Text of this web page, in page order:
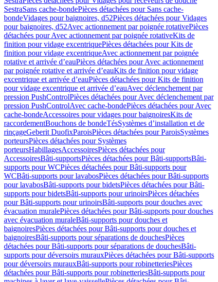
SestraSans cache-bondePièces détachées pour Sans cache-
bondeVidages pour baignoires, d52Pièces détachées pour Vidages
pour baignoires, d52Avec actionnement par poignée rotativePièces
détachées pour Avec actionnement par poignée rotativeKits de
finition pour vidage excentriquePièces détachées pour Kits de
finition pour vidage excentriqueAvec actionnement par poignée
rotative et arrivée d’eauPièces détachées pour Avec actionnement
par poignée rotative et arrivée d’eauKits de finition pour vidage
excentrique et arrivée d’eauPièces détachées pour Kits de finition
pour vidage excentrique et arrivée d’eauAvec déclenchement par
pression PushControlPièces détachées pour Avec déclenchement par
pression PushControlAvec cache-bondePièces détachées pour Avec
cache-bondeAccessoires pour vidages pour baignoiresKits de
raccordementBouchons de bondeTésSystèmes d’installation et de
rinçageGeberit DuofixParoisPièces détachées pour ParoisSystèmes
porteursPièces détachées pour Systèmes
porteursHabillagesAccessoiresPièces détachées pour
AccessoiresBâti-supportsPièces détachées pour Bâti-supportsBâti-
supports pour WCPièces détachées pour Bâti-supports pour
WCBâti-supports pour lavabosPièces détachées pour Bâti-supports
pour lavabosBâti-supports pour bidetsPièces détachées pour Bâti-
supports pour bidetsBâti-supports pour urinoirsPièces détachées
pour Bâti-supports pour urinoirsBâti-supports pour douches avec
évacuation muralePièces détachées pour Bâti-supports pour douches
avec évacuation muraleBâti-supports pour douches et
baignoiresPièces détachées pour Bâti-supports pour douches et
baignoiresBâti-supports pour séparations de douchesPièces
détachées pour Bâti-supports pour séparations de douchesBâti-
supports pour déversoirs murauxPièces détachées pour Bâti-supports
pour déversoirs murauxBâti-supports pour robinetteriesPièces
détachées pour Bâti-supports pour robinetteriesBâti-supports pour